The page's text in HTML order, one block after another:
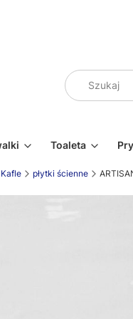
Toaleta
Kafle płytki ścienne